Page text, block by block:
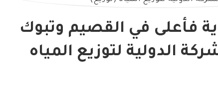
فأعلى في القصيم وتبوك
الدولية لتوزيع المياه